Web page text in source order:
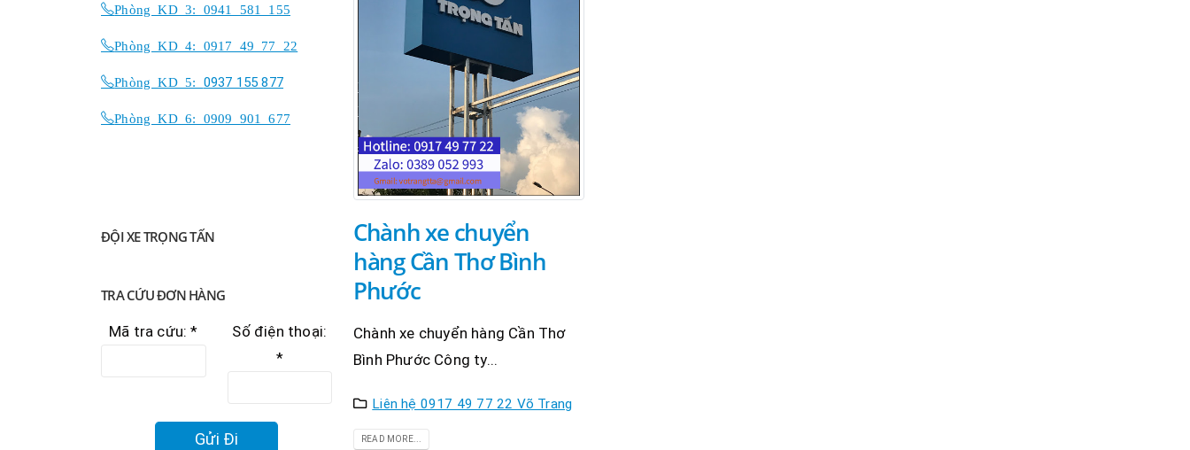
Chành xe chuyển
hàng Cần Thơ Bình
Phước
Chành xe chuyển hàng Cần Thơ
Bình Phước Công ty...
Liên hệ 0917 49 77 22 Võ Trang
READ MORE...
Phòng KD 3: 0941 581 155
Phòng KD 4: 0917 49 77 22
Phòng KD 5: 0937 155 877
Phòng KD 6: 0909 901 677
ĐỘI XE TRỌNG TẤN
TRA CỨU ĐƠN HÀNG
Mã tra cứu: *
Số điện thoại:
*